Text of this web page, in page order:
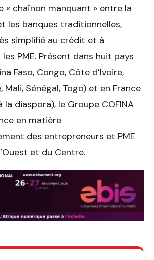
« chaînon manquant » entre la
les banques traditionnelles,
simplifié au crédit et à
les PME. Présent dans huit pays
Faso, Congo, Côte d’Ivoire,
Mali, Sénégal, Togo) et en France
la diaspora), le Groupe COFINA
en matière
des entrepreneurs et PME
et du Centre.